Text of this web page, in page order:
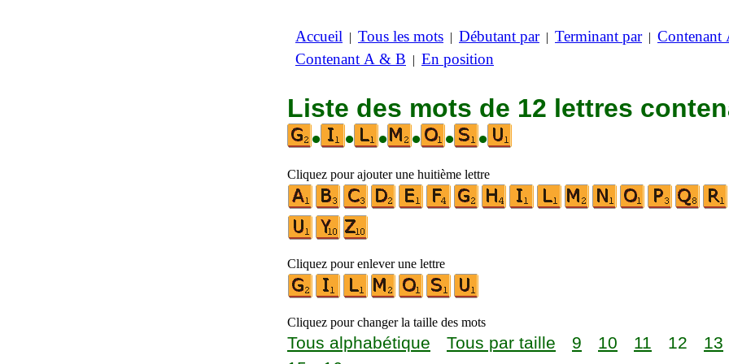
Accueil | Tous les mots | Débutant par| Terminant par| Contenant
Contenant A & B | En position
Liste des mots de 12 lettres
•
• • • • •
Cliquez pour ajouter une huitième lettre
Cliquez pour enlever une lettre
Cliquez pour changer la taille des mots
Tous alphabétique Tous par taille 9 10 11 12 13